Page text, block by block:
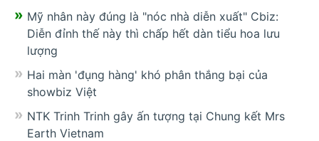
Mỹ nhân này đúng là "nóc nhà diễn xuất" Cbiz:
Diễn đỉnh thế này thì chấp hết dàn tiểu hoa lưu
lượng
Hai màn 'đụng hàng' khó phân thắng bại của
showbiz Việt
NTK Trinh Trinh gây ấn tượng tại Chung kết Mrs
Earth Vietnam